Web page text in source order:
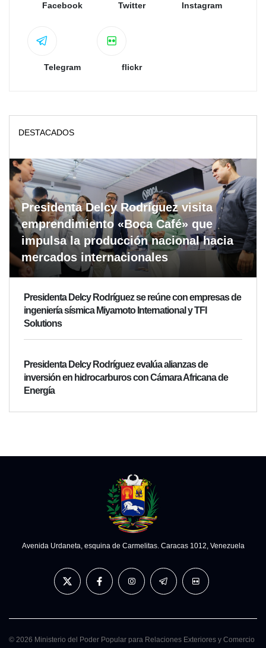
Facebook Twitter Instagram
Telegram flickr
DESTACADOS
Presidenta Delcy Rodríguez visita
emprendimiento «Boca Café» que
impulsa la producción nacional hacia
mercados internacionales
Presidenta Delcy Rodríguez se reúne con empresas de
ingeniería sísmica Miyamoto International y TFI
Solutions
Presidenta Delcy Rodríguez evalúa alianzas de
inversión en hidrocarburos con Cámara Africana de
Energía
Avenida Urdaneta, esquina de Carmelitas. Caracas 1012, Venezuela
© 2026 Ministerio del Poder Popular para Relaciones Exteriores y Comercio